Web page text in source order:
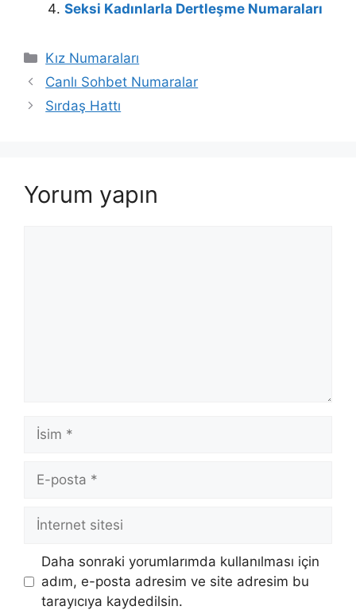
Seksi Kadınlarla Dertleşme Numaraları
Kategoriler
Kız Numaraları
Canlı Sohbet Numaralar
Sırdaş Hattı
Yorum yapın
İsim
posta
İnternet
Daha sonraki yorumlarımda kullanılması için
adım, e-posta adresim ve site adresim bu
tarayıcıya kaydedilsin.